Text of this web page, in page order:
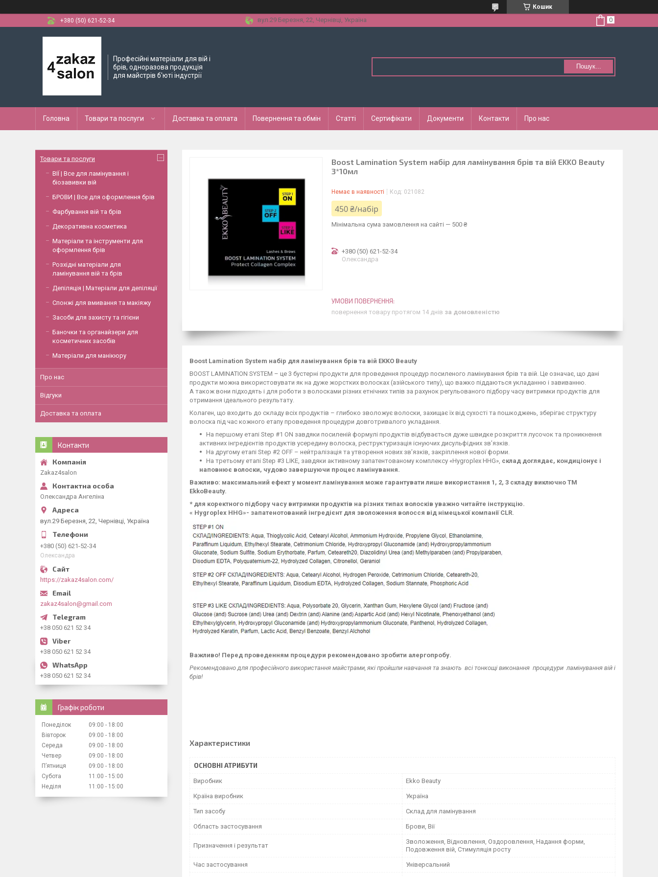
Кошик
+380 (50) 621-52-34
вул.29 Березня, 22, Чернівці, Україна
Професійні матеріали для вій і
брів, одноразова продукція
для майстрів б'юті індустрії
Пошук...
Головна Товари та послуги Доставка та оплата Повернення та обмін Статті Сертифікати Документи Контакти Про нас
Boost Lamination System набір для ламінування брів та вій EKKO Beauty
3*10мл
Немає в наявності Код: 021082
450 ₴/набір
Мінімальна сума замовлення на сайті — 500 ₴
+380 (50) 621-52-34
Олександра
повернення товару протягом 14 днів за домовленістю
Boost Lamination System набір для ламінування брів та вій EKKO Beauty
BOOST LAMINATION SYSTEM – це 3 бустерні продукти для проведення процедур посиленого ламінування брів та вій. Це означає, що дані
продукти можна використовувати як на дуже жорстких волосках (азійського типу), що важко піддаються укладанню і завиванню.
А також вони підходять і для роботи з волосками різних етнічних типів за рахунок регульованого підбору часу витримки продуктів для
отримання ідеального результату.
Колаген, що входить до складу всіх продуктів – глибоко зволожує волоски, захищає їх від сухості та пошкоджень, зберігає структуру
волоска під час кожного етапу проведення процедури довготривалого укладання.
На першому етапі Step #1 ON завдяки посиленій формулі продуктів відбувається дуже швидке розкриття лусочок та проникнення
активних інгредієнтів продуктів усередину волоска, реструктуризація існуючих дисульфідних зв’язків.
На другому етапі Step #2 OFF – нейтралізація та утворення нових зв’язків, закріплення нової форми.
На третьому етапі Step #3 LIKE, завдяки активному запатентованому комплексу «Hygroplex HHG», склад доглядає, кондиціонує і
наповнює волоски, чудово завершуючи процес ламінування.
Важливо: максимальний ефект у момент ламінування може гарантувати лише використання 1, 2, 3 складу виключно ТМ
EkkoBeauty.
* для коректного підбору часу витримки продуктів на різних типах волосків уважно читайте інструкцію.
« Hygroplex HHG»- запатенотований інгредієнт для зволоження волосся від німецької компанії CLR.
Важливо! Перед проведенням процедури рекомендовано зробити алергопробу.
Рекомендовано для професійного використання майстрами, які пройшли навчання та знають всі тонкощі виконання процедури ламінування вій і
брів!
Характеристики
ОСНОВНІ АТРИБУТИ
Виробник Ekko Beauty
Країна виробник Україна
Тип засобу Склад для ламінування
Область застосування Брови, Вії
Призначення і результат
Зволоження, Відновлення, Оздоровлення, Надання форми,
Подовження вій, Стимуляція росту
Час застосування Універсальний
Товари та послуги
ВІЇ | Все для ламінування і
біозавивки вій
БРОВИ | Все для оформлення брів
Фарбування вій та брів
Декоративна косметика
Матеріали та інструменти для
оформлення брів
Розхідні матеріали для
ламінування вій та брів
Депіляція | Матеріали для депіляції
Спонжі для вмивання та макіяжу
Засоби для захисту та гігієни
Баночки та органайзери для
косметичних засобів
Матеріали для манікюру
Про нас
Відгуки
Доставка та оплата
Контакти
Zakaz4salon
Олександра Ангеліна
вул.29 Березня, 22, Чернівці, Україна
+380 (50) 621-52-34
Олександра
https://zakaz4salon.com/
zakaz4salon@gmail.com
+38 050 621 52 34
+38 050 621 52 34
+38 050 621 52 34
Графік роботи
Понеділок 09:00
18:00
Вівторок
09:00
18:00
Середа
09:00
18:00
Четвер
09:00
18:00
Пʼятниця
09:00
18:00
Субота
11:00
15:00
Неділя
11:00 15:00